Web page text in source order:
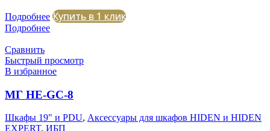
Подробнее Купить в 1 клик
Подробнее
Сравнить
Быстрый просмотр
В избранное
МГ HE-GC-8
Шкафы 19" и PDU, Аксессуары для шкафов HIDEN и HIDEN
EXPERT, ИБП